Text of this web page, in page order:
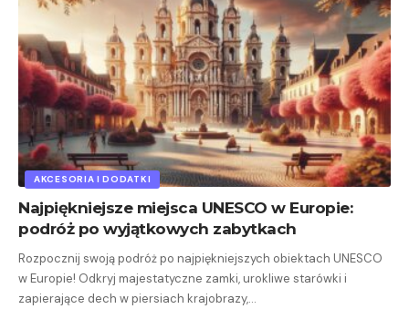
AKCESORIA I DODATKI
Najpiękniejsze miejsca UNESCO w Europie:
podróż po wyjątkowych zabytkach
Rozpocznij swoją podróż po najpiękniejszych obiektach UNESCO
w Europie! Odkryj majestatyczne zamki, urokliwe starówki i
zapierające dech w piersiach krajobrazy,…